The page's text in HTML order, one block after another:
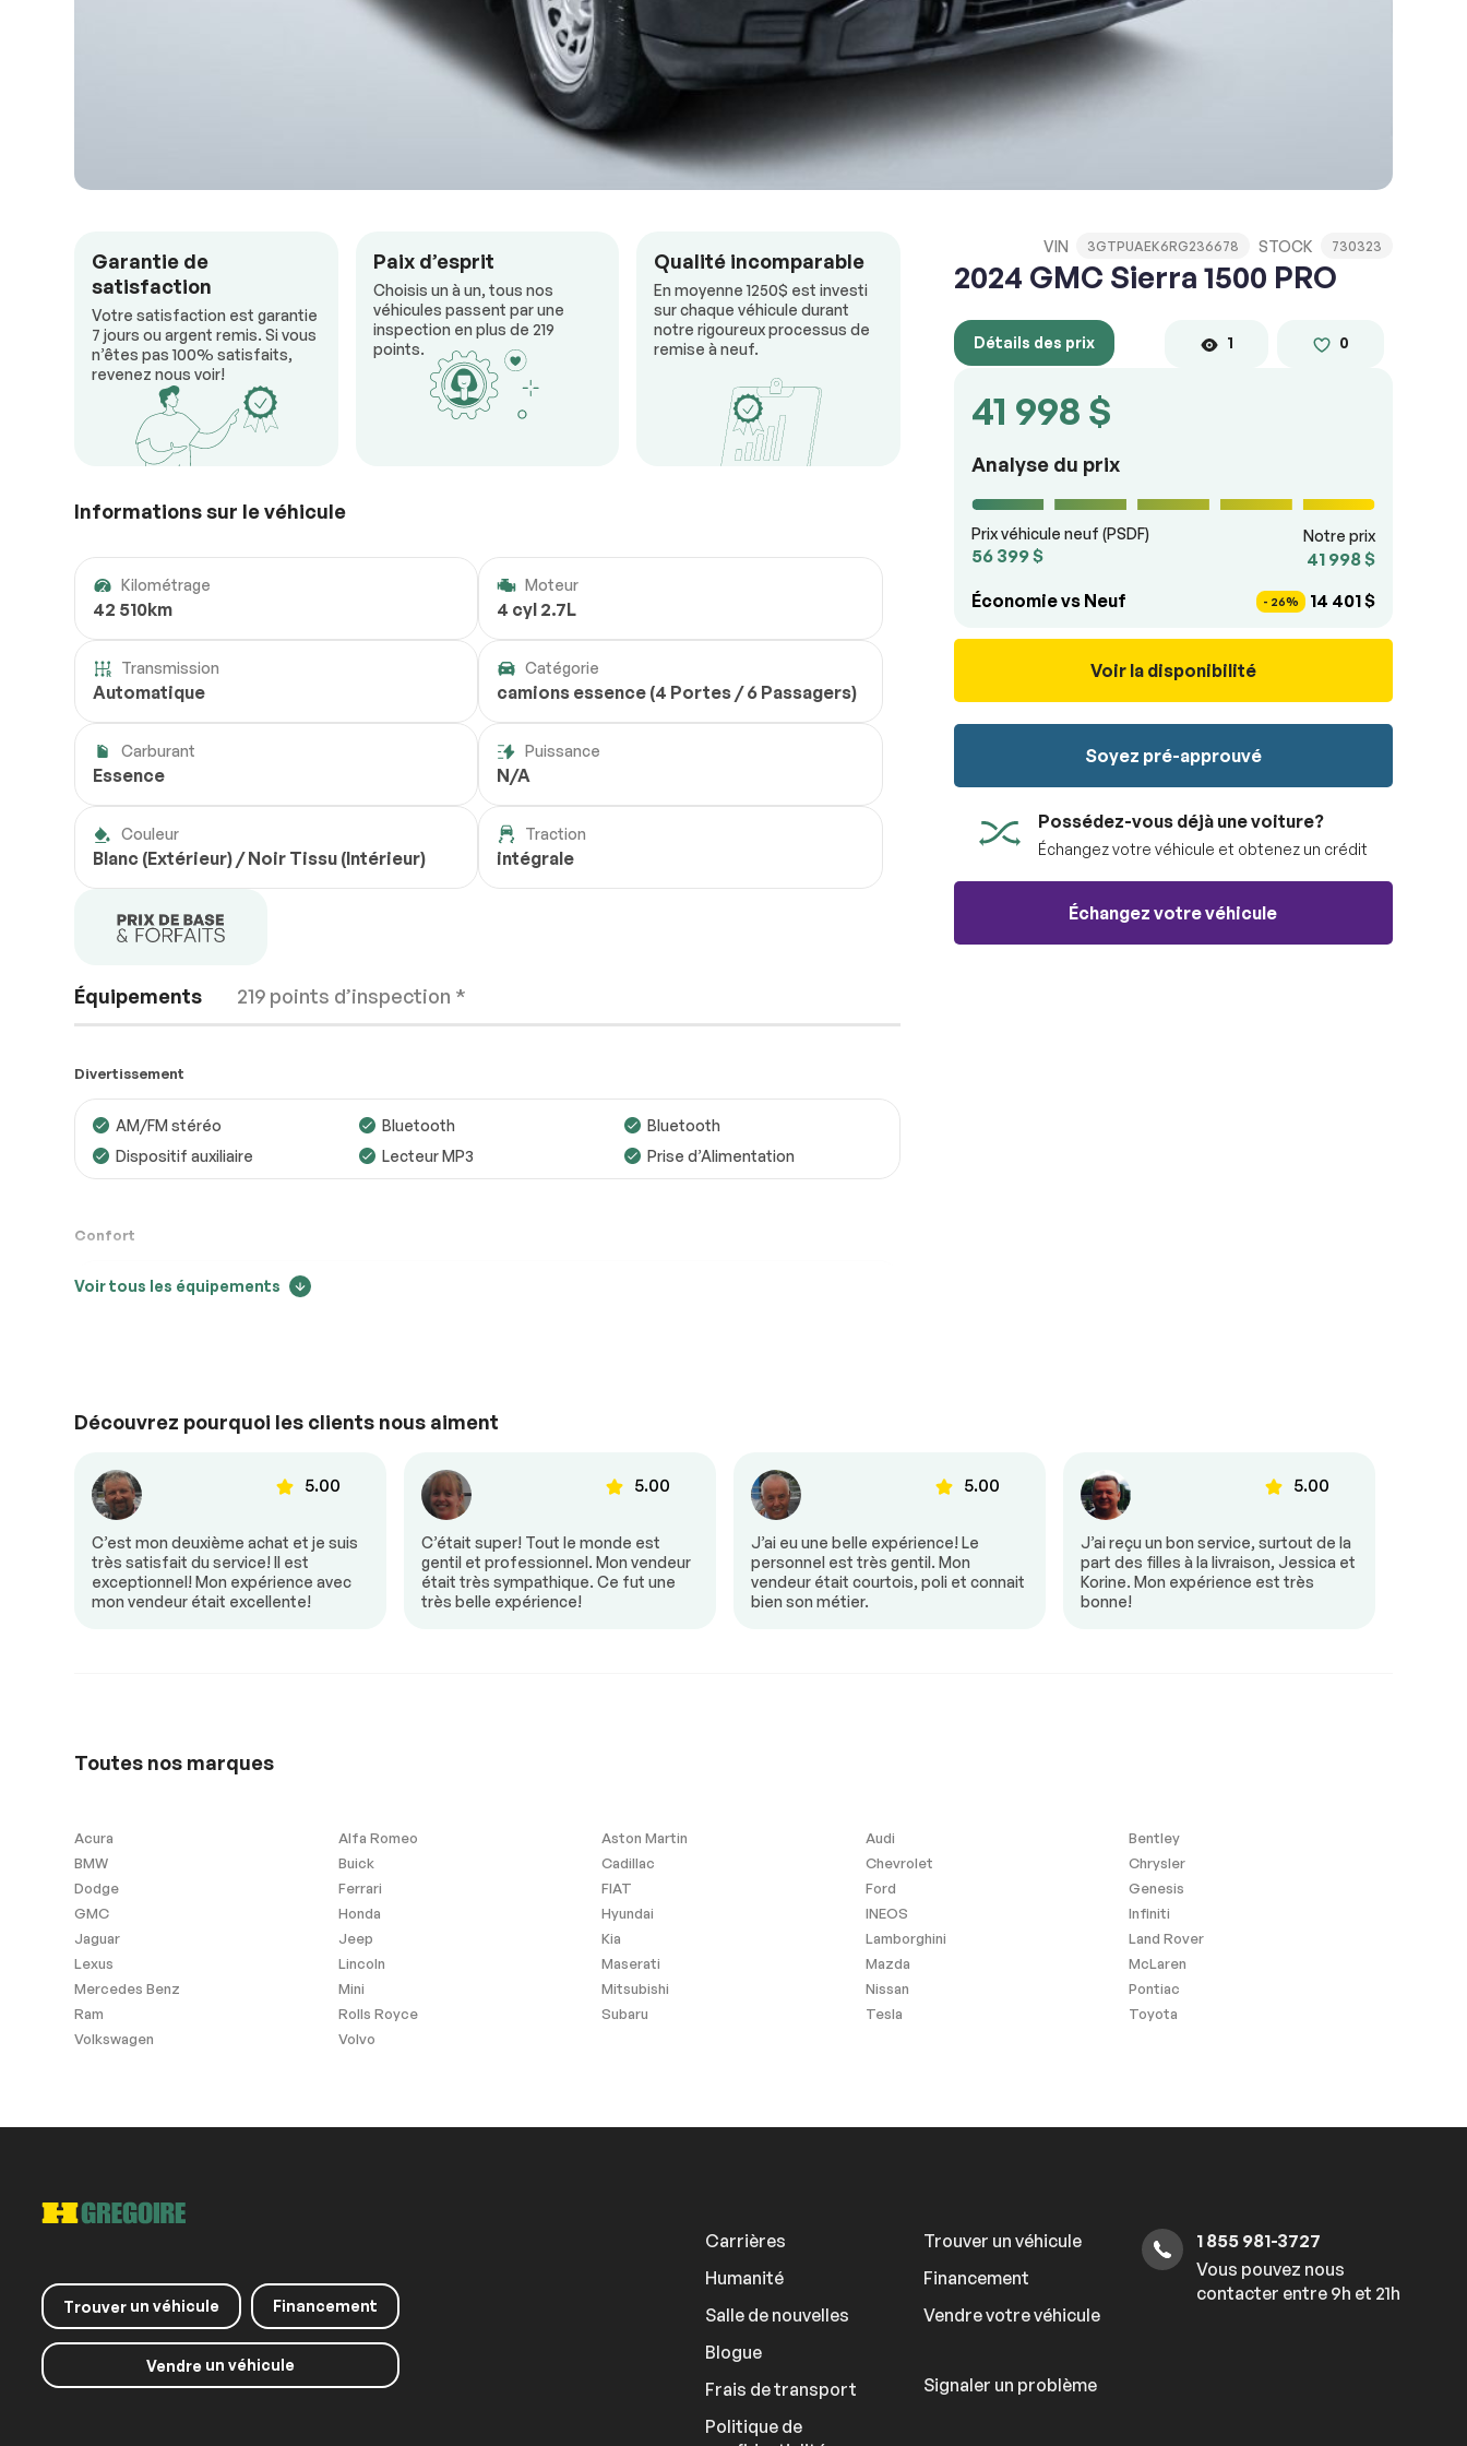
STOCK 730323
VIN 3GTPUAEK6RG236678
2024 GMC Sierra 1500 PRO
Détails des prix 0
1
41 998 $
Analyse du prix
Prix véhicule neuf (PSDF)
56 399 $
Notre prix
41 998 $
Économie vs Neuf
- 26% 14 401 $
Voir la disponibilité
Soyez pré-approuvé
Possédez-vous déjà une voiture?
Échangez votre véhicule et obtenez un crédit
Échangez votre véhicule
Garantie de
satisfaction
Votre satisfaction est garantie
7 jours ou argent remis. Si vous
n’êtes pas 100% satisfaits,
revenez nous voir!
Paix d’esprit
Choisis un à un, tous nos
véhicules passent par une
inspection en plus de 219
points.
Qualité incomparable
En moyenne 1250$ est investi
sur chaque véhicule durant
notre rigoureux processus de
remise à neuf.
Informations sur le véhicule
Kilométrage
42 510km
Moteur
4 cyl 2.7L
Transmission
Automatique
Catégorie
camions essence (4 Portes / 6 Passagers)
Carburant
Essence
Puissance
N/A
Couleur
Blanc (Extérieur) / Noir Tissu (Intérieur)
Traction
intégrale
Équipements 219 points d’inspection *
Moteur Conforme
Accessoires
Divertissement
AM/FM stéréo Bluetooth
Bluetooth
Dispositif auxiliaire
Lecteur MP3 Prise d’Alimentation
Confort
Air climatisé
Antipatinage Freins ABS
Garantie Résiduelle du
Manufacturier
Extérieurs autres
Voir tous les équipements
Découvrez pourquoi les clients nous aiment
5.00
C’est mon deuxième achat et je suis
très satisfait du service! Il est
exceptionnel! Mon expérience avec
mon vendeur était excellente!
5.00
C’était super! Tout le monde est
gentil et professionnel. Mon vendeur
était très sympathique. Ce fut une
très belle expérience!
5.00
J’ai eu une belle expérience! Le
personnel est très gentil. Mon
vendeur était courtois, poli et connait
bien son métier.
5.00
J’ai reçu un bon service, surtout de la
part des filles à la livraison, Jessica et
Korine. Mon expérience est très
bonne!
Toutes nos marques
Acura Alfa Romeo Aston Martin Audi
Bentley
BMW
Buick Cadillac Chevrolet
Chrysler
Dodge
Ferrari FIAT Ford
Genesis
GMC
Honda Hyundai INEOS
Infiniti
Jaguar
Jeep Kia Lamborghini
Land Rover
Lexus
Lincoln Maserati Mazda
McLaren
Mercedes Benz
Mini Mitsubishi Nissan
Pontiac
Ram
Rolls Royce Subaru Tesla
Toyota
Volkswagen
Volvo
RÉSERVER
Trouver un véhicule Financement
Vendre un véhicule
Carrières
Humanité
Salle de nouvelles
Blogue
Frais de transport
Politique de
Trouver un véhicule
Financement
Vendre votre véhicule
Signaler un problème
1 855 981-3727
Vous pouvez nous
contacter entre 9h et 21h